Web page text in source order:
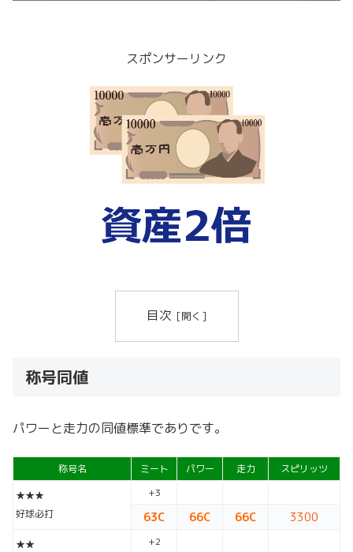
スポンサーリンク
目次
称号同値
パワーと走力の同値標準でありです。
称号名 ミート パワー 走力
スピリッツ
★★★
好球必打
+3
63C 66C 66C 3300
★★
+2